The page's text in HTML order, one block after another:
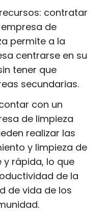
contratar
de
permite a la
centrarse en su
tener que
secundarias.
con un
de limpieza
realizar las
y limpieza de
rápida, lo que
de la
de vida de los